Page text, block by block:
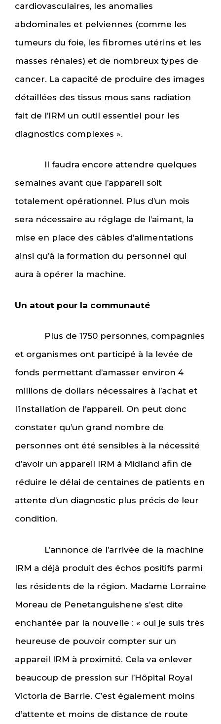
cardiovasculaires, les anomalies
abdominales et pelviennes (comme les
tumeurs du foie, les fibromes utérins et les
masses rénales) et de nombreux types de
cancer. La capacité de produire des images
détaillées des tissus mous sans radiation
fait de l’IRM un outil essentiel pour les
diagnostics complexes ».
Il faudra encore attendre quelques
semaines avant que l’appareil soit
totalement opérationnel. Plus d’un mois
sera nécessaire au réglage de l’aimant, la
mise en place des câbles d’alimentations
ainsi qu’à la formation du personnel qui
aura à opérer la machine.
Un atout pour la communauté
Plus de 1750 personnes, compagnies
et organismes ont participé à la levée de
fonds permettant d’amasser environ 4
millions de dollars nécessaires à l’achat et
l’installation de l’appareil. On peut donc
constater qu’un grand nombre de
personnes ont été sensibles à la nécessité
d’avoir un appareil IRM à Midland afin de
réduire le délai de centaines de patients en
attente d’un diagnostic plus précis de leur
condition.
L’annonce de l’arrivée de la machine
IRM a déjà produit des échos positifs parmi
les résidents de la région. Madame Lorraine
Moreau de Penetanguishene s’est dite
enchantée par la nouvelle : « oui je suis très
heureuse de pouvoir compter sur un
appareil IRM à proximité. Cela va enlever
beaucoup de pression sur l’Hôpital Royal
Victoria de Barrie. C’est également moins
d’attente et moins de distance de route